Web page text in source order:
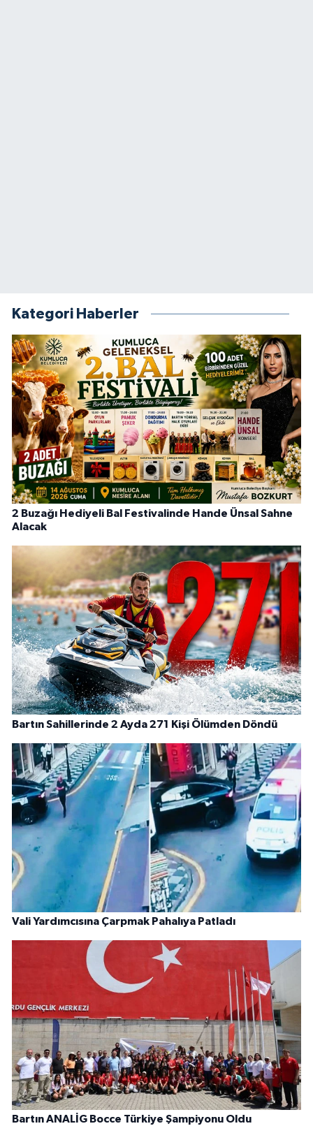
Kategori Haberler
2 Buzağı Hediyeli Bal Festivalinde Hande Ünsal Sahne
Alacak
Bartın Sahillerinde 2 Ayda 271 Kişi Ölümden Döndü
Vali Yardımcısına Çarpmak Pahalıya Patladı
Bartın ANALİG Bocce Türkiye Şampiyonu Oldu